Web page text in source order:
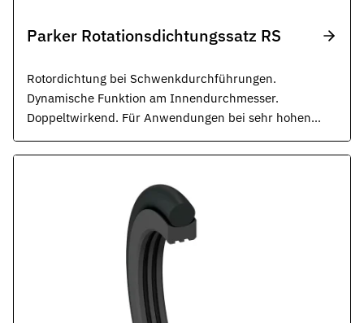
Parker Rotationsdichtungssatz RS
Rotordichtung bei Schwenkdurchführungen.
Dynamische Funktion am Innendurchmesser.
Doppeltwirkend. Für Anwendungen bei sehr hohen
Drücken. ISO 7425.